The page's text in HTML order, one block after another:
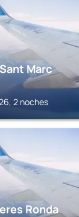
Marc
2 noches
Ronda